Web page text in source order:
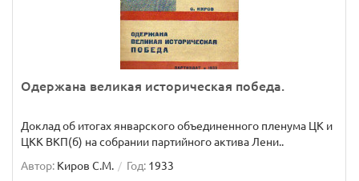
Одержана великая историческая победа.
Доклад об итогах январского объединенного пленума ЦК и
ЦКК ВКП(б) на собрании партийного актива Лени..
Автор: Киров С.М. Год: 1933